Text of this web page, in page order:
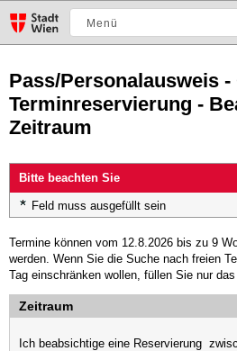
Menü
Pass/Personalausweis -
Terminreservierung -
Zeitraum
Bitte beachten Sie
Feld muss ausgefüllt sein
Termine können vom 12.8.2026 bis zu 9
werden. Wenn Sie die Suche nach freien
Tag einschränken wollen, füllen Sie nur
Zeitraum
Ich beabsichtige eine Reservierung